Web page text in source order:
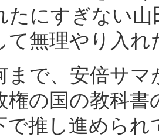
たにすぎない
て無理やり入れ
で、安倍サマ
権の国の教科
で推し進めら